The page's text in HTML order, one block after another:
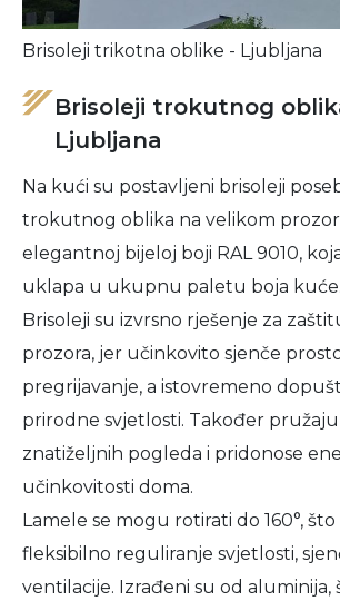
Brisoleji trikotna oblike - Ljubljana
Brisoleji trokutnog
Ljubljana
Na kući su postavljeni brisoleji
trokutnog oblika na velikom
elegantnoj bijeloj boji RAL 9010,
uklapa u ukupnu paletu boja kuće.
Brisoleji su izvrsno rješenje za
prozora, jer učinkovito sjenče
pregrijavanje, a istovremeno
prirodne svjetlosti. Također
znatiželjnih pogleda i pridonose
učinkovitosti doma.
Lamele se mogu rotirati do 160°,
fleksibilno reguliranje svjetlosti,
ventilacije. Izrađeni su od aluminija,